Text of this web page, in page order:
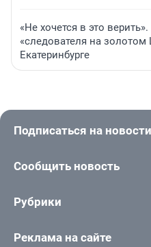
«Не хочется в это
«следователя на золотом
Екатеринбурге
Подписаться на новости
Сообщить новость
Рубрики
Реклама на сайте